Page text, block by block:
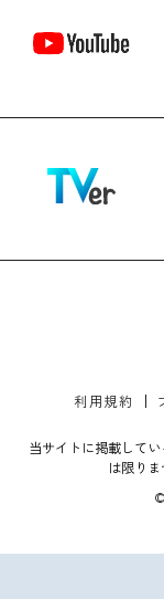
利用規約
当サイトに掲載して
は限り